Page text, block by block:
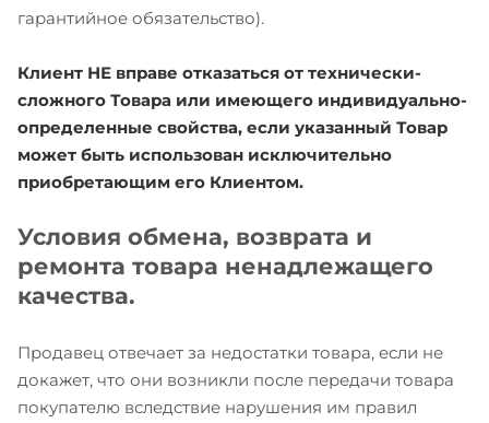
гарантийное обязательство).
Клиент НЕ вправе отказаться от технически-
сложного Товара или имеющего индивидуально-
определенные свойства, если указанный Товар
может быть использован исключительно
приобретающим его Клиентом.
Условия обмена, возврата и
ремонта товара ненадлежащего
качества.
Продавец отвечает за недостатки товара, если не
докажет, что они возникли после передачи товара
покупателю вследствие нарушения им правил